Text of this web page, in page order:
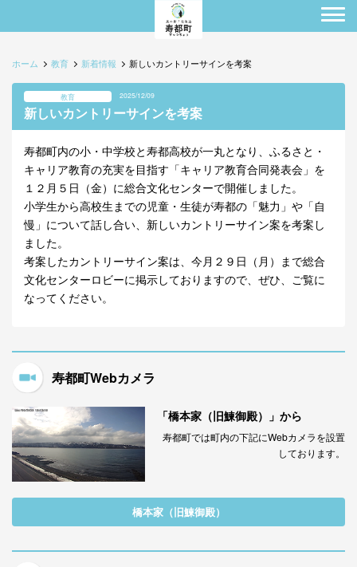
ホーム 教育 新着情報 新しいカントリーサインを考案
教育 2025/12/09
新しいカントリーサインを考案
寿都町内の小・中学校と寿都高校が一丸となり、ふるさと・
キャリア教育の充実を目指す「キャリア教育合同発表会」を
１２月５日（金）に総合文化センターで開催しました。
小学生から高校生までの児童・生徒が寿都の「魅力」や「自
慢」について話し合い、新しいカントリーサイン案を考案し
ました。
考案したカントリーサイン案は、今月２９日（月）まで総合
文化センターロビーに掲示しておりますので、ぜひ、ご覧に
なってください。
寿都町Webカメラ
「橋本家（旧鰊御殿）」から
寿都町では町内の下記にWebカメラを設置
しております。
橋本家（旧鰊御殿）